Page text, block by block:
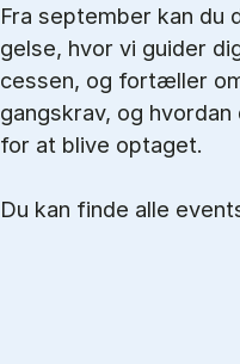
Fra september kan
gel­se, hvor vi gu­i­der
ces­sen, og for­tæl­ler
gangs­krav, og
for at blive optaget.
Du kan finde alle